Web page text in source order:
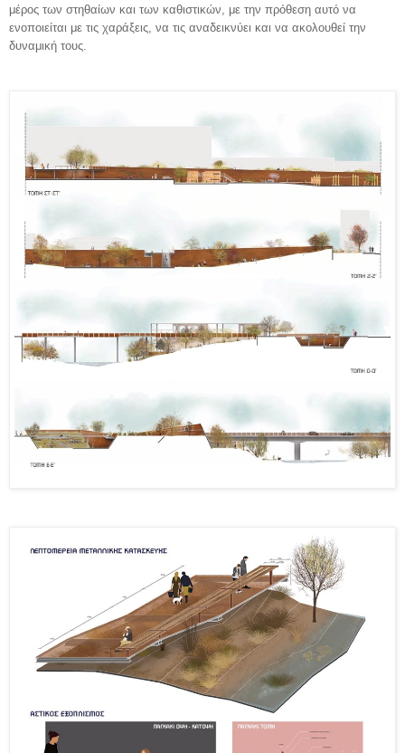
μέρος των στηθαίων και των καθιστικών, με την πρόθεση αυτό να
ενοποιείται με τις χαράξεις, να τις αναδεικνύει και να ακολουθεί την
δυναμική τους.